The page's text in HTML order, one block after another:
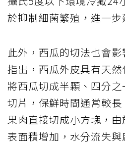
於抑制細菌繁殖，進一步
此外，西瓜的切法也會
指出，西瓜外皮具有天
將西瓜切成半顆、四分
切片，保鮮時間通常較
果肉直接切成小方塊，
表面積增加，水分流失